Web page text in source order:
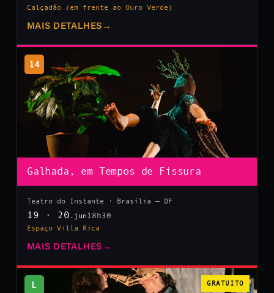
Calçadão (em frente ao Ouro Verde)
MAIS DETALHES →
14
Galhada, em Tempos de Fissura
Teatro do Instante · Brasília — DF
19 · 20 .jun 18h30
Espaço Villa Rica
MAIS DETALHES →
L GRATUITO